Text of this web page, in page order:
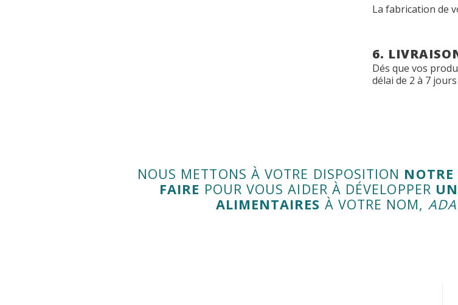
La fabrication de
6.
Dés que vos
délai de 2 à 7
NOUS METTONS À VOTRE DISPOSITION NOTRE
FAIRE POUR VOUS AIDER À DÉVELOPPER
ALIMENTAIRES À VOTRE NOM,